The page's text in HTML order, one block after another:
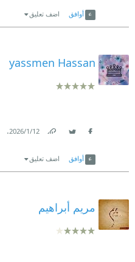
أوافق اضف تعليق
yassmen Hassan
12‏/1‏/2026
.
أوافق اضف تعليق
مريم أبراهيم